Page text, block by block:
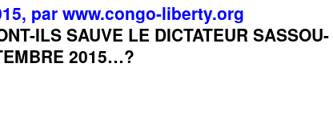
par www.congo-liberty.org
ILS SAUVE LE DICTATEUR SASSOU-
2015…?